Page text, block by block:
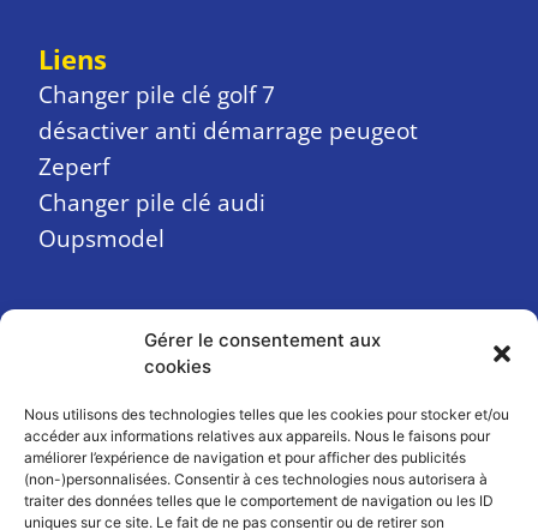
Gérer le consentement aux
cookies
Nous utilisons des technologies telles que les cookies pour stocker et/ou
accéder aux informations relatives aux appareils. Nous le faisons pour
améliorer l’expérience de navigation et pour afficher des publicités
(non-)personnalisées. Consentir à ces technologies nous autorisera à
traiter des données telles que le comportement de navigation ou les ID
uniques sur ce site. Le fait de ne pas consentir ou de retirer son
Liens
Changer pile clé golf 7
désactiver anti démarrage peugeot
Zeperf
Changer pile clé audi
Oupsmodel
A PROPOS
Mentions légales
Plan de site
Conditions générales d’utilisation